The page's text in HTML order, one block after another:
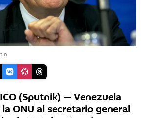
(Sputnik) — Venezuela
ONU al secretario general